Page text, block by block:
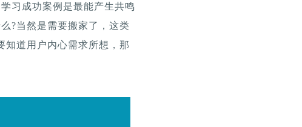
习成功案例是最能产生共鸣
?当然是需要搬家了，这类
知道用户内心需求所想，那